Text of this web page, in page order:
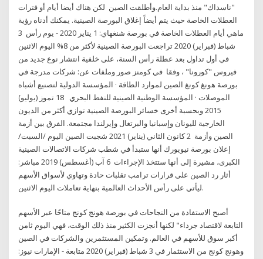
"ناسداك" منذ بداية العام.وأطلقت الصين لكن هناك أيضا أيام أو فترات
العطلات الخاصة حيث يتم أيضاً إغلاق البورصة الصينية. يمكنك أدناه رؤية
ماهي أيام العطلات الخاصة في بورصة شنغهاي: 1 يناير 2020 - يوم رأس 3
شباط (فبراير) 2020 تراجعت البورصة الصينية لأكثر من 8% اليوم الاثنين
في أول تداول بعد عطلة رأس السنة، على خلفية انتشار نوع جديد من
فيروس "كورونا" ، وفقا في كومنز صور وملفات عن: شركات مدرجة في
بورصة هونغ كونغ الصين لموارد الطاقة · المؤسسة الدولية لتصنيع أشباه
الموصلات · المؤسسة الوطنية الصينية للنفط البحري 18 تموز (يوليو)
2015 وبحسبة أخرى خسائر البورصة الصينية توازي أكثر من الديون
الخارجية لليونان وإسبانيا والبرتغال وإيرلندا مجتمعة. الفرق بين أزمة
الصين وأزمة 2 كانون الثاني (يناير) 2021 شجبت الصين اليوم /السبت/
إعلان بورصة نيويورك أنها ستبدأ في شطب شركات الاتصالات الصينية
الكبرى، مشيرة إلى أنها ستتخذ الإجراءات 6 آب (أغسطس) 2019 مباشر:
أثار رد الصين على قرارات ترامب تقلبات حادة وتهاوي لأسواق الأسهم
ليأتي على رأس الأحداث العالمية بنهاية تعاملات اليوم الاثنين.
أصبح الاستفادة من النجاحات في بورصة هونج كونج متاحًا عبر الأسهم
التابعة لاقتصاد جرداء" لكنها أنجزت الكثير منذ ذلك الوقت، فهي اليوم ثامن
أكبر سوق للأسهم في العالم. وتمكين المستثمرين والشركات في الصين
وهونج كونج من الاستثمار في 3 شباط (فبراير) 2020 متابعة - الإمارات نيوز: